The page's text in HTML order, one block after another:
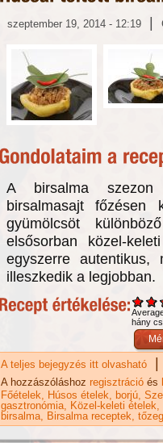
szeptember 19, 2014 - 12:19 |
A birsalma szezon
birsalmasajt
gyümölcsöt
elsősorban közel-
egyszerre
illeszkedik a legjobban.
hány
A teljes bejegyzés itt olvasható |
A hozzászóláshoz regisztráció és
Főételek
Húsos ételek borjú
gasztronómia
Közel-keleti ételek
birsalma
Birsalma receptek